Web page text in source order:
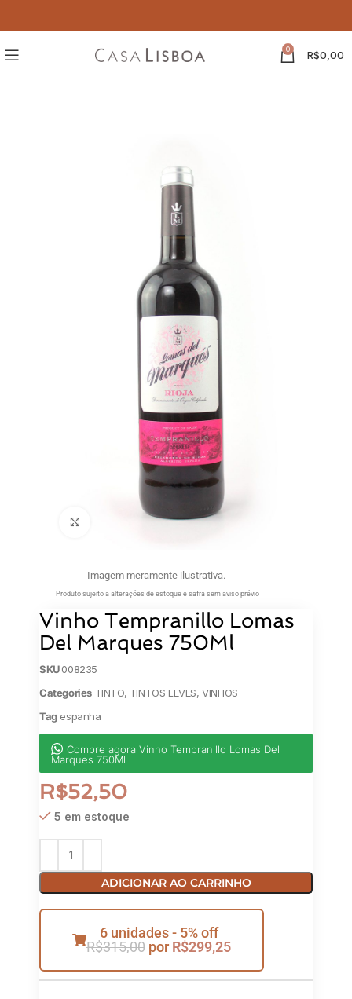
0 R$0,00
Clique para ampliar
Imagem meramente ilustrativa.
Produto sujeito a alterações de estoque e safra sem aviso prévio
Vinho Tempranillo Lomas
Del Marques 750Ml
SKU008235
Categories TINTO, TINTOS LEVES,VINHOS
Tag espanha
Compre agora Vinho Tempranillo Lomas Del
Marques 750Ml
R$52,50
5 em estoque
ADICIONAR AO CARRINHO
6 unidades - 5% off
R$315,00 por R$299,25